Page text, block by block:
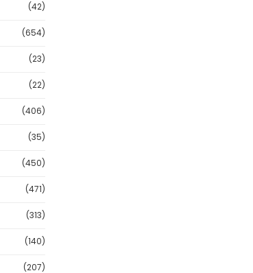
(42)
(654)
(23)
(22)
(406)
(35)
(450)
(471)
(313)
(140)
(207)